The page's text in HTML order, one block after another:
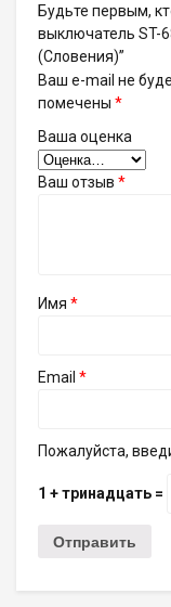
Будьте первым,
выключатель ST-
(Словения)”
Ваш e-mail не
помечены *
Ваша оценка
Ваш отзыв *
Имя *
Email *
Пожалуйста,
1 + тринадцать =